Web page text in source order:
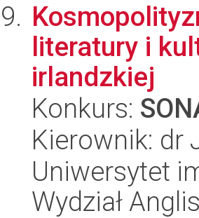
literatury i
irlandzkiej
Konkurs:
Kierownik: dr
Uniwersytet
Wydział